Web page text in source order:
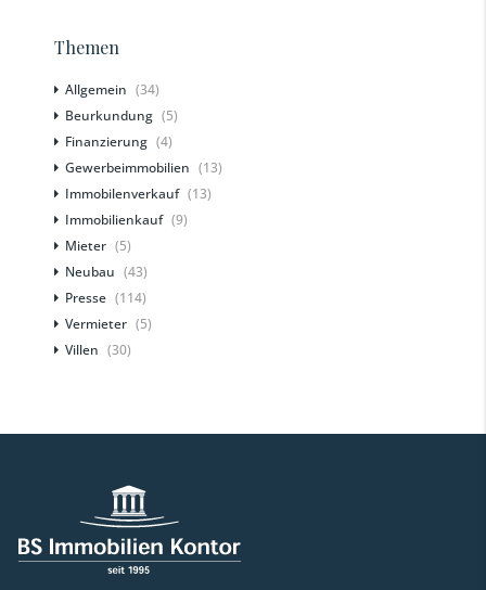
Themen
Allgemein (34)
Beurkundung (5)
Finanzierung (4)
Gewerbeimmobilien (13)
Immobilenverkauf (13)
Immobilienkauf (9)
Mieter (5)
Neubau (43)
Presse (114)
Vermieter (5)
Villen (30)